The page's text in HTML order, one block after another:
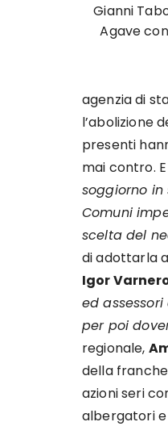
Gianni
Agave
agenzia di
l’abolizione
presenti
mai contro.
soggiorno
Comuni
scelta del
di adottarla
Igor
ed
per poi
regionale,
della
azioni seri
albergatori